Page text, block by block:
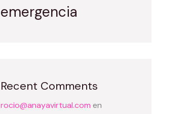
emergencia
Recent Comments
rocio@anayavirtual.com en